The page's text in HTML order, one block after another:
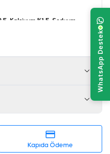
Kalsiyum %1,5, Sodyum
200 mg/kg, Mannan-
90 mg/kg, B-Glukan 50
Kapıda Ödeme